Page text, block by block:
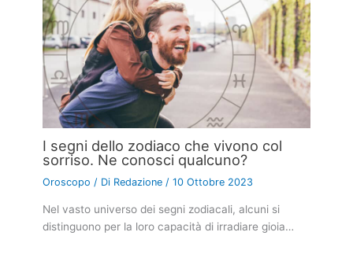
I segni dello zodiaco che vivono col
sorriso. Ne conosci qualcuno?
Oroscopo / Di Redazione /10 Ottobre 2023
Nel vasto universo dei segni zodiacali, alcuni si
distinguono per la loro capacità di irradiare gioia…